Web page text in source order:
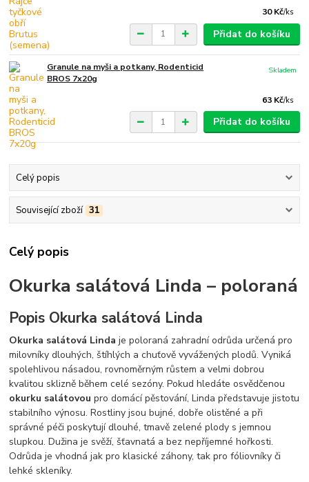
30 Kč/ks
Přidat do košíku
Granule na myši a potkany, Rodenticid
BROS 7x20g
63 Kč/ks
Skladem
Přidat do košíku
Celý popis
Související zboží 31
Celý popis
Okurka salátová Linda – poloraná
Popis Okurka salátová Linda
Okurka salátová Linda je poloraná zahradní odrůda určená pro
milovníky dlouhých, štíhlých a chuťově vyvážených plodů. Vyniká
spolehlivou násadou, rovnoměrným růstem a velmi dobrou
kvalitou sklizně během celé sezóny. Pokud hledáte osvědčenou
okurku salátovou pro domácí pěstování, Linda představuje jistotu
stabilního výnosu. Rostliny jsou bujné, dobře olistěné a při
správné péči poskytují dlouhé, tmavě zelené plody s jemnou
slupkou. Dužina je svěží, šťavnatá a bez nepříjemné hořkosti.
Odrůda je vhodná jak pro klasické záhony, tak pro fóliovníky či
lehké skleníky.